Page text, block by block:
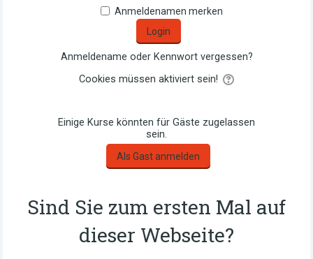
Anmeldenamen merken
Anmeldename oder Kennwort vergessen?
Cookies müssen aktiviert sein!
Einige Kurse könnten für Gäste zugelassen
sein.
Sind Sie zum ersten Mal auf
dieser Webseite?